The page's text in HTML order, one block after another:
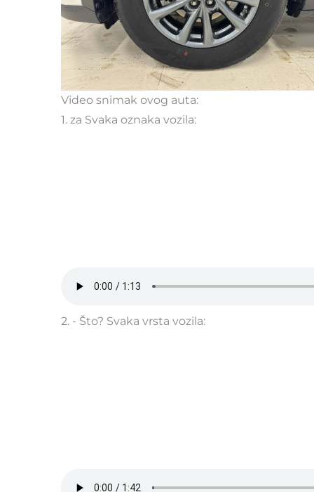
Video snimak ovog auta:
1. za Svaka oznaka vozila:
2. - Što? Svaka vrsta vozila: